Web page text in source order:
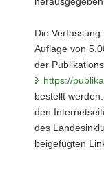
Die
Auflage von
der
https://
bestellt
den
des
beigefügten